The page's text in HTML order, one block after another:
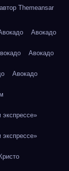
Themeansar
Авокадо
Авокадо
Авокадо